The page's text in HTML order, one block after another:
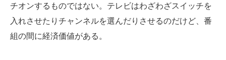
チオンするものではない。テレビはわざわざスイッチを
入れさせたりチャンネルを選んだりさせるのだけど、番
組の間に経済価値がある。